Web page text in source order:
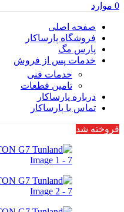
0 موارد
صفحه اصلی
فروشگاه پارساکار
پارس مگ
خدمات پس از فروش
خدمات فنی
تامین قطعات
درباره پارساکار
تماس با پارساکار
فروخته شد